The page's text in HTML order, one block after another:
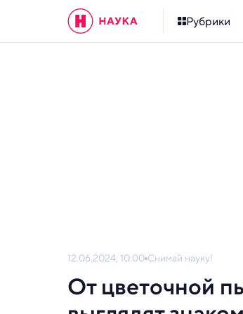
Рубрики
12.06.2024, 10:00 Снимай науку!
От цветочной